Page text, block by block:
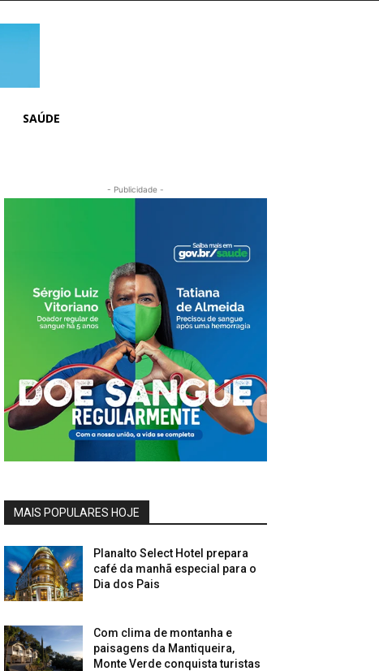
SAÚDE
- Publicidade -
MAIS POPULARES HOJE
Planalto Select Hotel prepara
café da manhã especial para o
Dia dos Pais
Com clima de montanha e
paisagens da Mantiqueira,
Monte Verde conquista turistas